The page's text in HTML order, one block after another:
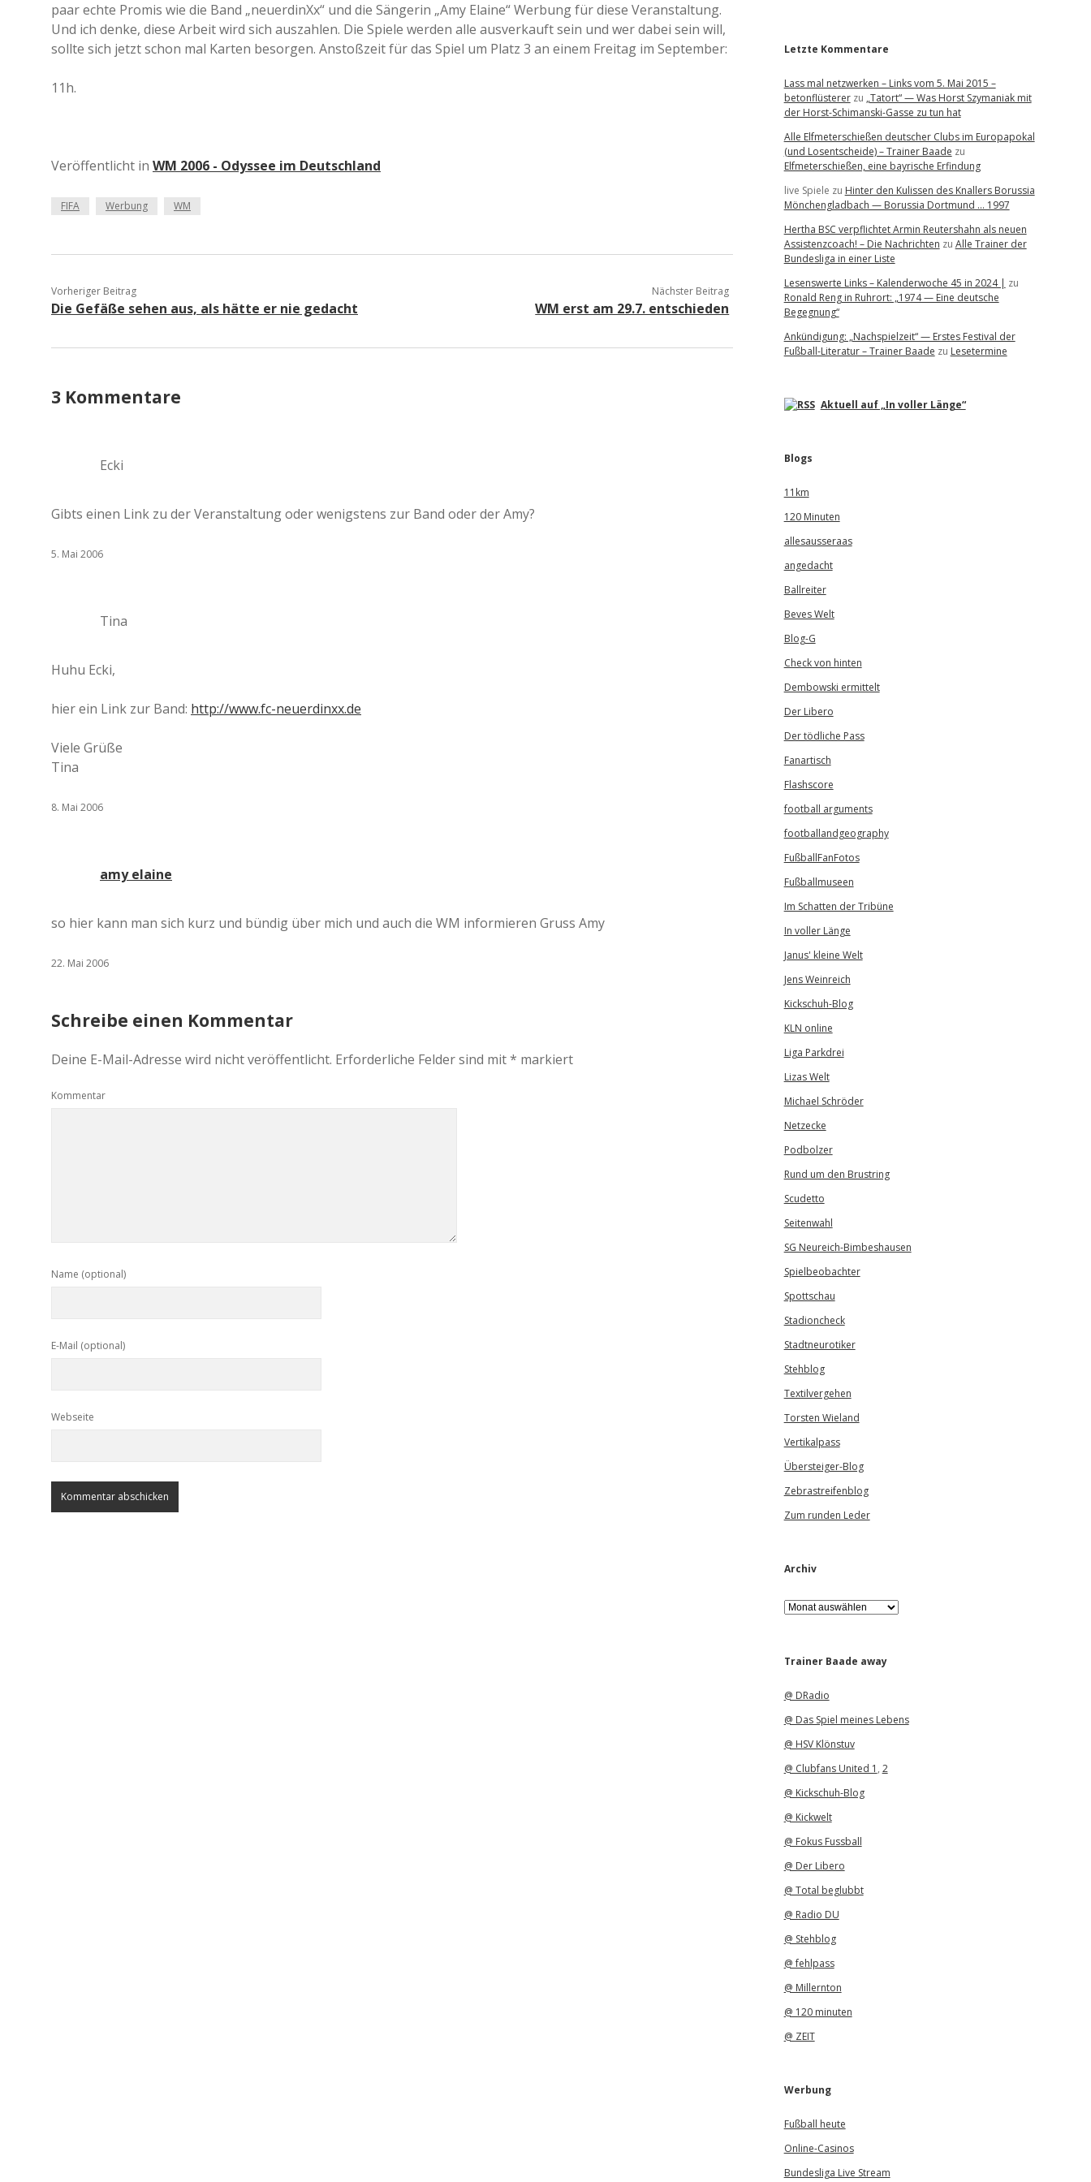
a
paar echte Promis wie die Band „neuerdinXx“ und die Sängerin „Amy Elaine“ Werbung für diese Veranstaltung.
Und ich denke, diese Arbeit wird sich auszahlen. Die Spiele werden alle ausverkauft sein und wer dabei sein will,
sollte sich jetzt schon mal Karten besorgen. Anstoßzeit für das Spiel um Platz 3 an einem Freitag im September:
11h.
Veröffentlicht in WM 2006 - Odyssee im Deutschland
FIFA Werbung WM
Vorheriger Beitrag
Die Gefäße sehen aus, als hätte er nie gedacht
Nächster Beitrag
WM erst am 29.7. entschieden
3 Kommentare
Ecki
Gibts einen Link zu der Veranstaltung oder wenigstens zur Band oder der Amy?
5. Mai 2006
Tina
Huhu Ecki,
hier ein Link zur Band: http://www.fc-neuerdinxx.de
Viele Grüße
Tina
8. Mai 2006
amy elaine
so hier kann man sich kurz und bündig über mich und auch die WM informieren Gruss Amy
22. Mai 2006
Schreibe einen Kommentar
Deine E-Mail-Adresse wird nicht veröffentlicht. Erforderliche Felder sind mit* markiert
Kommentar
Name (optional)
E-Mail (optional)
Webseite
Letzte Kommentare
Lass mal netzwerken – Links vom 5. Mai 2015 –
betonflüstererzu „Tatort“ — Was Horst Szymaniak mit
der Horst-Schimanski-Gasse zu tun hat
Alle Elfmeterschießen deutscher Clubs im Europapokal
(und Losentscheide) – Trainer Baade zu
Elfmeterschießen, eine bayrische Erfindung
live Spiele zu Hinter den Kulissen des Knallers Borussia
Mönchengladbach — Borussia Dortmund … 1997
Hertha BSC verpflichtet Armin Reutershahn als neuen
Assistenzcoach! – Die Nachrichten zu Alle Trainer der
Bundesliga in einer Liste
Lesenswerte Links – Kalenderwoche 45 in 2024 | zu
Ronald Reng in Ruhrort: „1974 — Eine deutsche
Begegnung“
Ankündigung: „Nachspielzeit“ — Erstes Festival der
Fußball-Literatur – Trainer Baade zu Lesetermine
Aktuell auf „In voller Länge“
Blogs
11km
120 Minuten
allesausseraas
angedacht
Ballreiter
Beves Welt
Blog-G
Check von hinten
Dembowski ermittelt
Der Libero
Der tödliche Pass
Fanartisch
Flashscore
football arguments
footballandgeography
FußballFanFotos
Fußballmuseen
Im Schatten der Tribüne
In voller Länge
Janus' kleine Welt
Jens Weinreich
Kickschuh-Blog
KLN online
Liga Parkdrei
Lizas Welt
Michael Schröder
Netzecke
Podbolzer
Rund um den Brustring
Scudetto
Seitenwahl
SG Neureich-Bimbeshausen
Spielbeobachter
Spottschau
Stadioncheck
Stadtneurotiker
Stehblog
Textilvergehen
Torsten Wieland
Vertikalpass
Übersteiger-Blog
Zebrastreifenblog
Zum runden Leder
Archiv
A
r
iTrainer Baade away
@ DRadio
@ Das Spiel meines Lebens
@ HSV Klönstuv
@ Clubfans United 1 , 2
@ Kickschuh-Blog
@ Kickwelt
@ Fokus Fussball
@ Der Libero
@ Total beglubbt
@ Radio DU
@ Stehblog
@ fehlpass
@ Millernton
@ 120 minuten
@ ZEIT
Werbung
Fußball heute
Online-Casinos
Bundesliga Live Stream